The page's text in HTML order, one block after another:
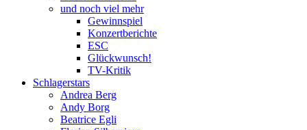
und noch viel mehr
Gewinnspiel
Konzertberichte
ESC
Glückwunsch!
TV-Kritik
Schlagerstars
Andrea Berg
Andy Borg
Beatrice Egli